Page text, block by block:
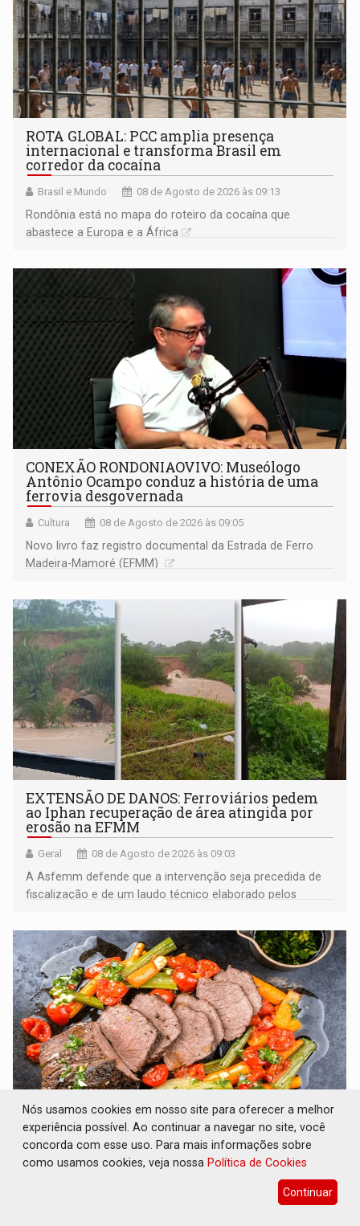
ROTA GLOBAL: PCC amplia presença
internacional e transforma Brasil em
corredor da cocaína
Brasil e Mundo 08 de Agosto de 2026 às 09:13
Rondônia está no mapa do roteiro da cocaína que
abastece a Europa e a África
CONEXÃO RONDONIAOVIVO: Museólogo
Antônio Ocampo conduz a história de uma
ferrovia desgovernada
Cultura 08 de Agosto de 2026 às 09:05
Novo livro faz registro documental da Estrada de Ferro
Madeira-Mamoré (EFMM)
EXTENSÃO DE DANOS: Ferroviários pedem
ao Iphan recuperação de área atingida por
erosão na EFMM
Geral 08 de Agosto de 2026 às 09:03
A Asfemm defende que a intervenção seja precedida de
fiscalização e de um laudo técnico elaborado pelos
VARIANDO O CARDÁPIO: Veja essa receita de
carne assada para o almoço e o jantar
Gastronomia 08 de Agosto de 2026 às 09:00
Prepare um acém bovino de um jeito que vai agradar todo
Nós usamos cookies em nosso site para oferecer a melhor
experiência possível. Ao continuar a navegar no site, você
concorda com esse uso. Para mais informações sobre
como usamos cookies, veja nossa Política de Cookies
Continuar